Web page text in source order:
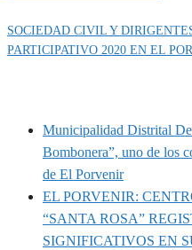
SOCIEDAD CIVIL Y
PARTICIPATIVO 2020 EN EL
Municipalidad Distrital
Bombonera”, uno de los
de El Porvenir
EL PORVENIR:
“SANTA ROSA”
SIGNIFICATIVOS EN